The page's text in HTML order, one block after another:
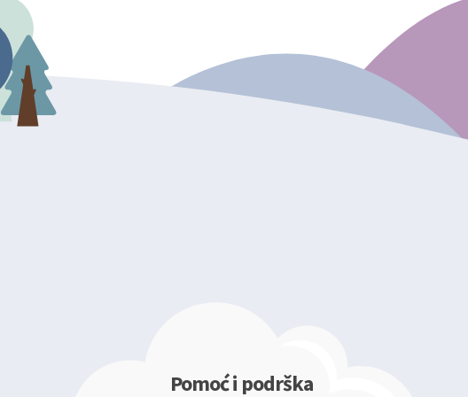
Pomoć i podrška